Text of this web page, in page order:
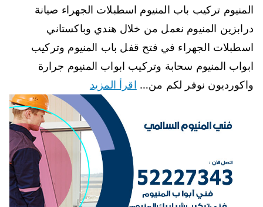
المنيوم تركيب باب المنيوم اسطبلات الجهراء صيانة
درابزين المنيوم نعمل من خلال هندي وباكستاني
اسطبلات الجهراء في فتح قفل باب المنيوم وتركيب
ابواب المنيوم سحابة وتركيب ابواب المنيوم جرارة
واكورديون نوفر لكم من… اقرأ المزيد